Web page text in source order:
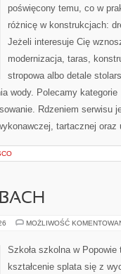
poświęcony temu, co w
różnicę w konstrukcjach:
Jeżeli interesuje Cię
modernizacja, taras,
stropowa albo detale
wody. Polecamy kategorie
Rdzeniem serwisu
tartacznej
MOŻLIWOŚĆ
Szkoła szkolna w
kształcenie splata się z